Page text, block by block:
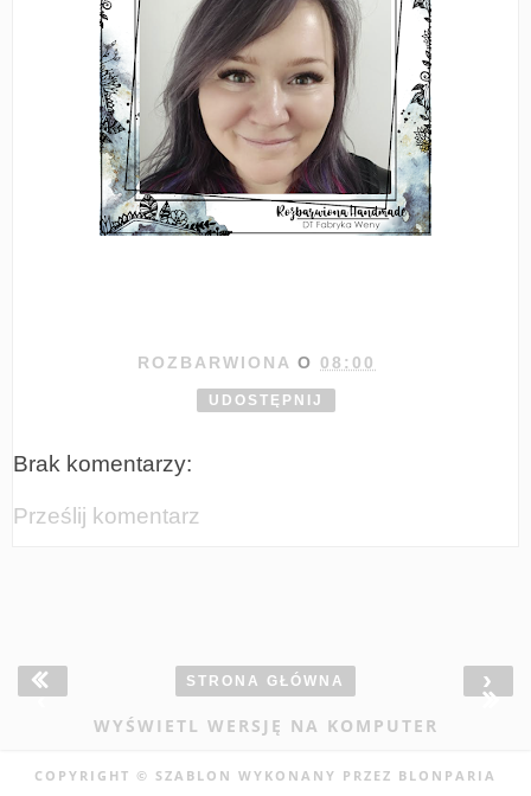
ROZBARWIONA O 08:00
UDOSTĘPNIJ
Brak komentarzy:
Prześlij komentarz
‹
›
STRONA GŁÓWNA
WYŚWIETL WERSJĘ NA KOMPUTER
COPYRIGHT © SZABLON WYKONANY PRZEZ BLONPARIA